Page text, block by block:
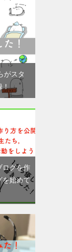
がスタ
！
ログを作
を始めて